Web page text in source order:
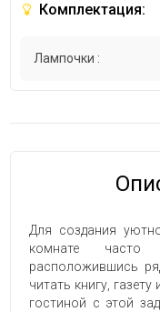
Комплектация:
Лампочки :
Для создания
комнате часто
расположившись
читать книгу,
гостиной с этой